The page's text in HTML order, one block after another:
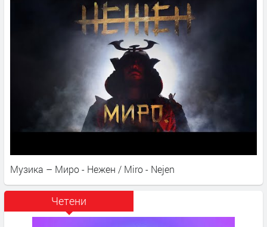
Музика – Миро - Нежен / Miro - Nejen
Четени